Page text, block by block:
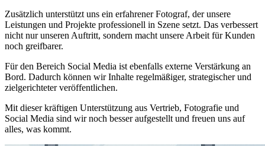
Zusätzlich unterstützt uns ein erfahrener Fotograf, der unsere
Leistungen und Projekte professionell in Szene setzt. Das verbessert
nicht nur unseren Auftritt, sondern macht unsere Arbeit für Kunden
noch greifbarer.
Für den Bereich Social Media ist ebenfalls externe Verstärkung an
Bord. Dadurch können wir Inhalte regelmäßiger, strategischer und
zielgerichteter veröffentlichen.
Mit dieser kräftigen Unterstützung aus Vertrieb, Fotografie und
Social Media sind wir noch besser aufgestellt und freuen uns auf
alles, was kommt.